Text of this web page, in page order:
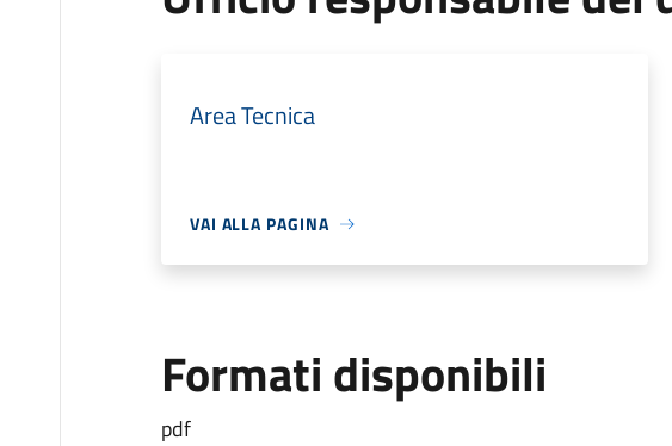
Area Tecnica
VAI ALLA PAGINA
Formati disponibili
pdf